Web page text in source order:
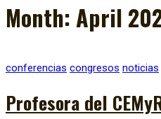
Month:April
conferencias congresos noticias
Profesora del